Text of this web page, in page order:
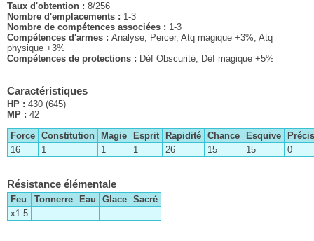
Taux d'obtention : 8/256
Nombre d'emplacements : 1-3
Nombre de compétences associées : 1-3
Compétences d'armes : Analyse, Percer, Atq magique +3%, Atq
physique +3%
Compétences de protections : Déf Obscurité, Déf magique +5%
Caractéristiques
HP : 430 (645)
MP : 42
Force Constitution Magie Esprit Rapidité Chance Esquive
16
1 1 1 26 15 15 0
Résistance élémentale
Feu Tonnerre Eau Glace Sacré
x1.5 - - - -
Chapitre I